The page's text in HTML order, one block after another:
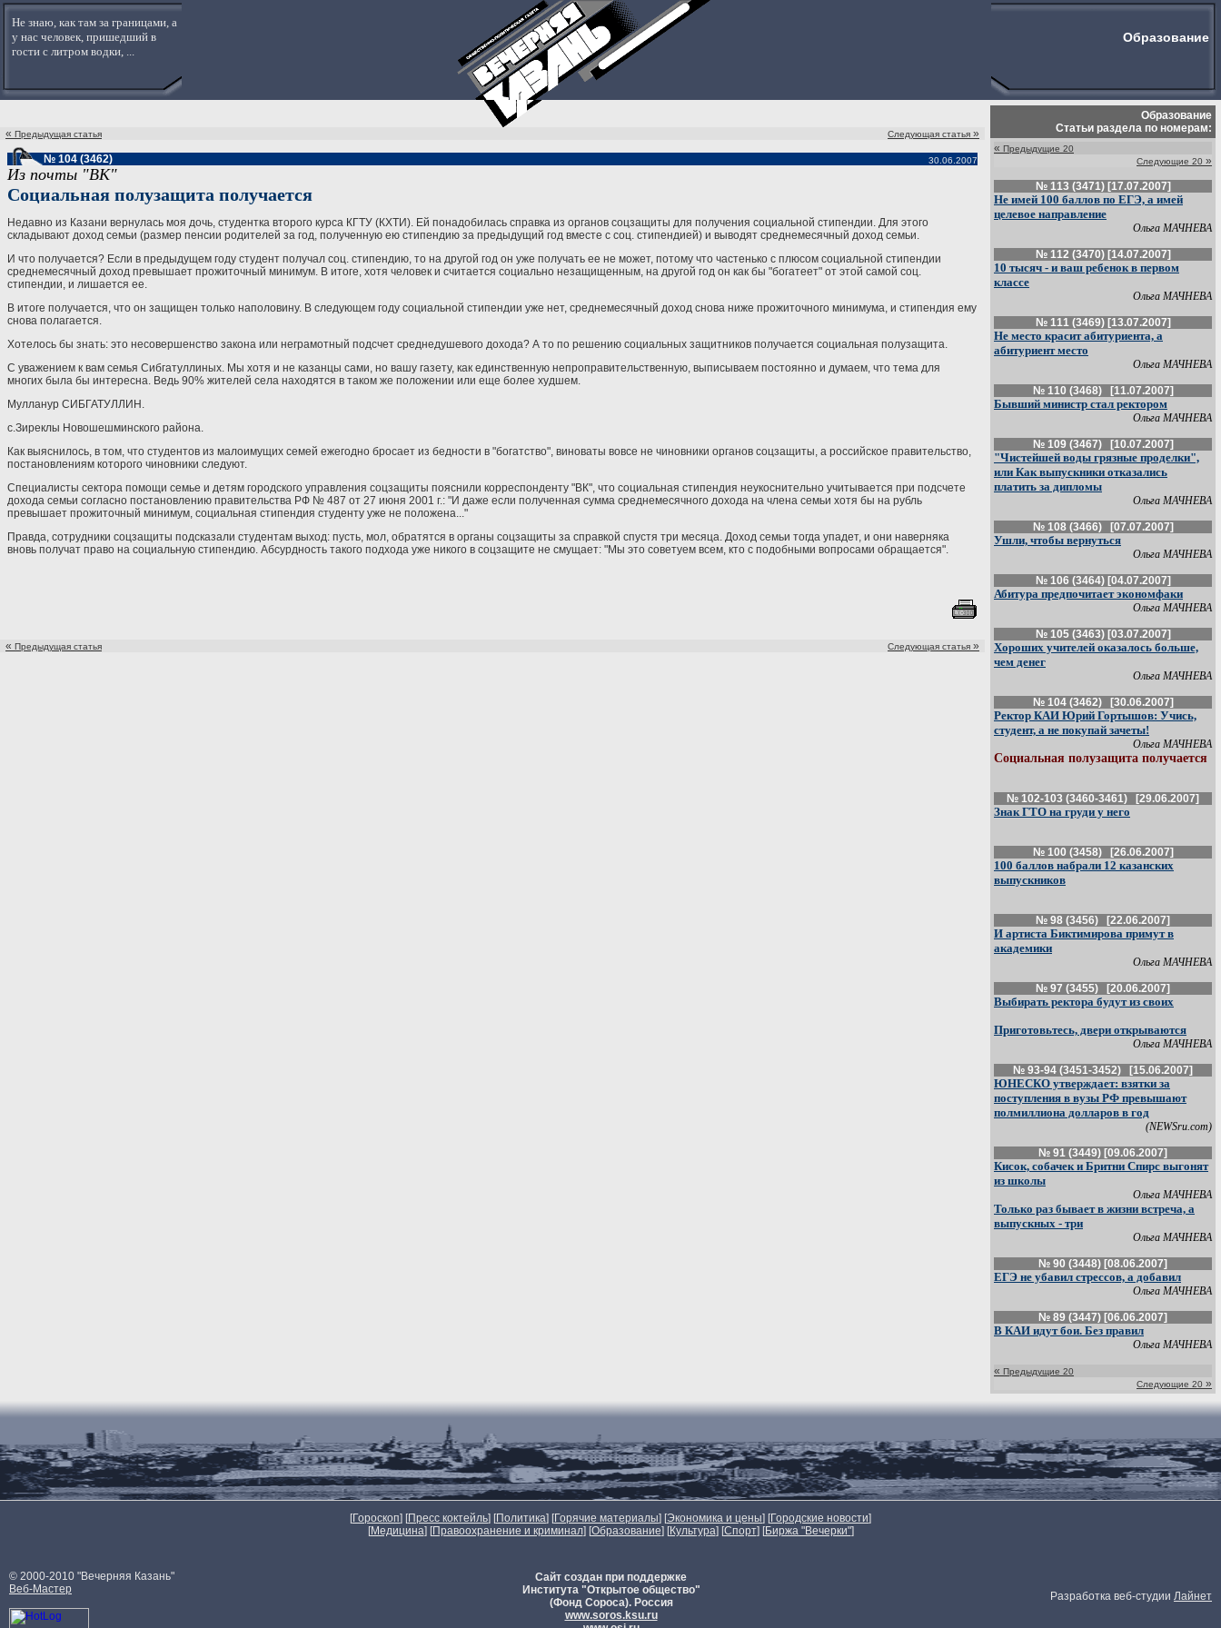
Не знаю, как там за границами, а
у нас человек, пришедший в
гости с литром водки, ...
Образование
« Предыдущая статья Следующая статья »
№ 104 (3462)
30.06.2007
Из почты "ВК"
Социальная полузащита получается
Недавно из Казани вернулась моя дочь, студентка второго курса КГТУ (КХТИ). Ей понадобилась справка из органов соцзащиты для получения социальной стипендии. Для этого
складывают доход семьи (размер пенсии родителей за год, полученную ею стипендию за предыдущий год вместе с соц. стипендией) и выводят среднемесячный доход семьи.
И что получается? Если в предыдущем году студент получал соц. стипендию, то на другой год он уже получать ее не может, потому что частенько с плюсом социальной стипендии
среднемесячный доход превышает прожиточный минимум. В итоге, хотя человек и считается социально незащищенным, на другой год он как бы "богатеет" от этой самой соц.
стипендии, и лишается ее.
В итоге получается, что он защищен только наполовину. В следующем году социальной стипендии уже нет, среднемесячный доход снова ниже прожиточного минимума, и стипендия ему
снова полагается.
Хотелось бы знать: это несовершенство закона или неграмотный подсчет среднедушевого дохода? А то по решению социальных защитников получается социальная полузащита.
С уважением к вам семья Сибгатуллиных. Мы хотя и не казанцы сами, но вашу газету, как единственную непроправительственную, выписываем постоянно и думаем, что тема для
многих была бы интересна. Ведь 90% жителей села находятся в таком же положении или еще более худшем.
Мулланур СИБГАТУЛЛИН.
с.Зиреклы Новошешминского района.
Как выяснилось, в том, что студентов из малоимущих семей ежегодно бросает из бедности в "богатство", виноваты вовсе не чиновники органов соцзащиты, а российское правительство,
постановлениям которого чиновники следуют.
Специалисты сектора помощи семье и детям городского управления соцзащиты пояснили корреспонденту "ВК", что социальная стипендия неукоснительно учитывается при подсчете
дохода семьи согласно постановлению правительства РФ № 487 от 27 июня 2001 г.: "И даже если полученная сумма среднемесячного дохода на члена семьи хотя бы на рубль
превышает прожиточный минимум, социальная стипендия студенту уже не положена..."
Правда, сотрудники соцзащиты подсказали студентам выход: пусть, мол, обратятся в органы соцзащиты за справкой спустя три месяца. Доход семьи тогда упадет, и они наверняка
вновь получат право на социальную стипендию. Абсурдность такого подхода уже никого в соцзащите не смущает: "Мы это советуем всем, кто с подобными вопросами обращается".
« Предыдущая статья Следующая статья »
Образование
Статьи раздела по номерам:
« Предыдущие 20
Следующие 20 »
№ 113 (3471) [17.07.2007]
Не имей 100 баллов по ЕГЭ, а имей
целевое направление
Ольга МАЧНЕВА
№ 112 (3470) [14.07.2007]
10 тысяч - и ваш ребенок в первом
классе
Ольга МАЧНЕВА
№ 111 (3469) [13.07.2007]
Не место красит абитуриента, а
абитуриент место
Ольга МАЧНЕВА
№ 110 (3468) [11.07.2007]
Бывший министр стал ректором
Ольга МАЧНЕВА
№ 109 (3467) [10.07.2007]
"Чистейшей воды грязные проделки",
или Как выпускники отказались
платить за дипломы
Ольга МАЧНЕВА
№ 108 (3466) [07.07.2007]
Ушли, чтобы вернуться
Ольга МАЧНЕВА
№ 106 (3464) [04.07.2007]
Абитура предпочитает экономфаки
Ольга МАЧНЕВА
№ 105 (3463) [03.07.2007]
Хороших учителей оказалось больше,
чем денег
Ольга МАЧНЕВА
№ 104 (3462) [30.06.2007]
Ректор КАИ Юрий Гортышов: Учись,
студент, а не покупай зачеты!
Ольга МАЧНЕВА
Социальная полузащита получается
№ 102-103 (3460-3461) [29.06.2007]
Знак ГТО на груди у него
№ 100 (3458) [26.06.2007]
100 баллов набрали 12 казанских
выпускников
№ 98 (3456) [22.06.2007]
И артиста Биктимирова примут в
академики
Ольга МАЧНЕВА
№ 97 (3455) [20.06.2007]
Выбирать ректора будут из своих
Приготовьтесь, двери открываются
Ольга МАЧНЕВА
№ 93-94 (3451-3452) [15.06.2007]
ЮНЕСКО утверждает: взятки за
поступления в вузы РФ превышают
полмиллиона долларов в год
(NEWSru.com)
№ 91 (3449) [09.06.2007]
Кисок, собачек и Бритни Спирс выгонят
из школы
Ольга МАЧНЕВА
Только раз бывает в жизни встреча, а
выпускных - три
Ольга МАЧНЕВА
№ 90 (3448) [08.06.2007]
ЕГЭ не убавил стрессов, а добавил
Ольга МАЧНЕВА
№ 89 (3447) [06.06.2007]
В КАИ идут бои. Без правил
Ольга МАЧНЕВА
« Предыдущие 20
Следующие 20 »
[Гороскоп] [Пресс коктейль] [Политика] [Горячие материалы] [Экономика и цены] [Городские новости]
[Медицина] [Правоохранение и криминал] [Образование] [Культура] [Спорт] [Биржа "Вечерки"]
© 2000-2010 "Вечерняя Казань"
Веб-Мастер
Сайт создан при поддержке
Института "Открытое общество"
(Фонд Сороса). Россия
www.soros.ksu.ru
Разработка веб-студии Лайнет